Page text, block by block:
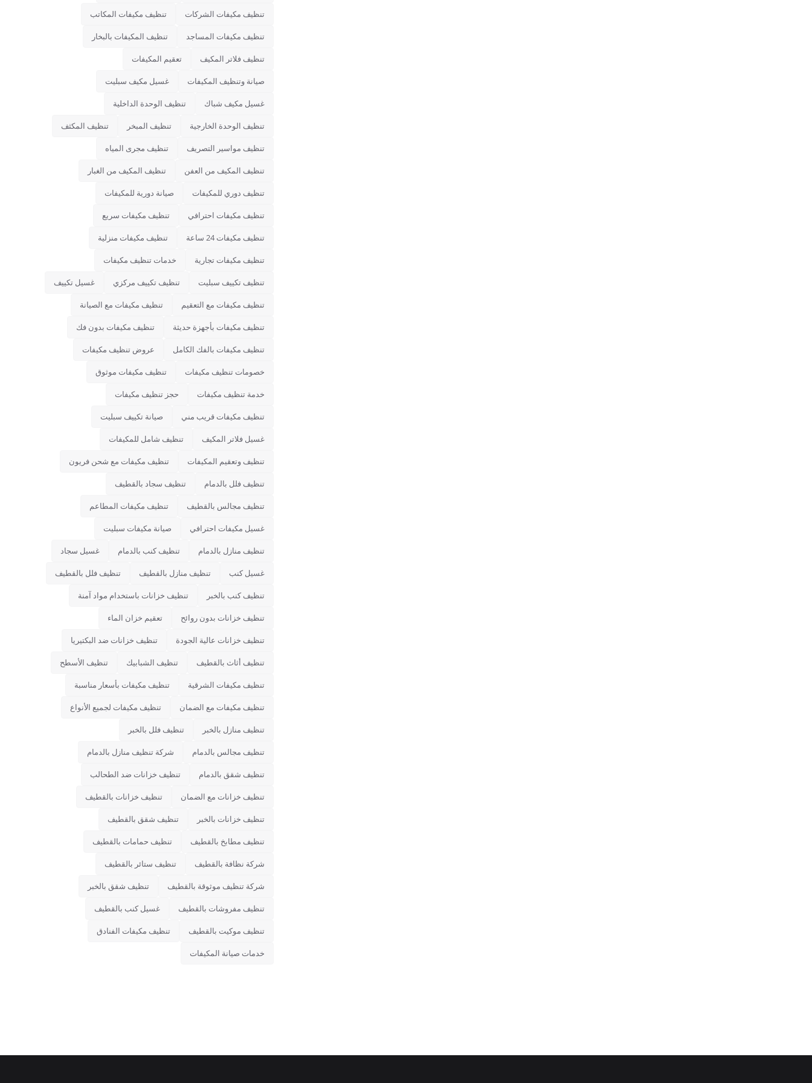
تنظيف مكيفات الشركات تنظيف مكيفات المكاتب
تنظيف مكيفات المساجد تنظيف المكيفات بالبخار
تنظيف فلاتر المكيف تعقيم المكيفات
صيانة وتنظيف المكيفات غسيل مكيف سبليت
غسيل مكيف شباك تنظيف الوحدة الداخلية
تنظيف الوحدة الخارجية تنظيف المبخر تنظيف المكثف
تنظيف مواسير التصريف تنظيف مجرى المياه
تنظيف المكيف من العفن تنظيف المكيف من الغبار
تنظيف دوري للمكيفات صيانة دورية للمكيفات
تنظيف مكيفات احترافي تنظيف مكيفات سريع
تنظيف مكيفات 24 ساعة تنظيف مكيفات منزلية
تنظيف مكيفات تجارية خدمات تنظيف مكيفات
تنظيف تكييف سبليت تنظيف تكييف مركزي غسيل تكييف
تنظيف مكيفات مع التعقيم تنظيف مكيفات مع الصيانة
تنظيف مكيفات بأجهزة حديثة تنظيف مكيفات بدون فك
تنظيف مكيفات بالفك الكامل عروض تنظيف مكيفات
خصومات تنظيف مكيفات تنظيف مكيفات موثوق
خدمة تنظيف مكيفات حجز تنظيف مكيفات
تنظيف مكيفات قريب مني صيانة تكييف سبليت
غسيل فلاتر المكيف تنظيف شامل للمكيفات
تنظيف وتعقيم المكيفات تنظيف مكيفات مع شحن فريون
تنظيف فلل بالدمام تنظيف سجاد بالقطيف
تنظيف مجالس بالقطيف تنظيف مكيفات المطاعم
غسيل مكيفات احترافي صيانة مكيفات سبليت
تنظيف منازل بالدمام تنظيف كنب بالدمام غسيل سجاد
غسيل كنب تنظيف منازل بالقطيف تنظيف فلل بالقطيف
تنظيف كنب بالخبر تنظيف خزانات باستخدام مواد آمنة
تنظيف خزانات بدون روائح تعقيم خزان الماء
تنظيف خزانات عالية الجودة تنظيف خزانات ضد البكتيريا
تنظيف أثاث بالقطيف تنظيف الشبابيك تنظيف الأسطح
تنظيف مكيفات الشرقية تنظيف مكيفات بأسعار مناسبة
تنظيف مكيفات مع الضمان تنظيف مكيفات لجميع الأنواع
تنظيف منازل بالخبر تنظيف فلل بالخبر
تنظيف مجالس بالدمام شركة تنظيف منازل بالدمام
تنظيف شقق بالدمام تنظيف خزانات ضد الطحالب
تنظيف خزانات مع الضمان تنظيف خزانات بالقطيف
تنظيف خزانات بالخبر تنظيف شقق بالقطيف
تنظيف مطابخ بالقطيف تنظيف حمامات بالقطيف
شركة نظافة بالقطيف تنظيف ستائر بالقطيف
شركة تنظيف موثوقة بالقطيف تنظيف شقق بالخبر
تنظيف مفروشات بالقطيف غسيل كنب بالقطيف
تنظيف موكيت بالقطيف تنظيف مكيفات الفنادق
خدمات صيانة المكيفات